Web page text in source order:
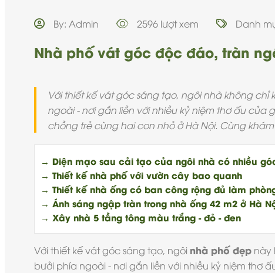
By: Admin 2596 lượt xem Danh
Nhà phố vát góc độc đáo, tràn
Với thiết kế vát góc sáng tạo, ngôi nhà không
ngoài - nơi gắn liền với nhiều kỷ niệm thơ ấu
chồng trẻ cùng hai con nhỏ ở Hà Nội. Cùng
→ Diện mạo sau cải tạo của ngôi nhà có nhiều
→ Thiết kế nhà phố với vườn cây bao quanh
→ Thiết kế nhà ống có ban công rộng đủ làm
→ Ánh sáng ngập tràn trong nhà ống 42 m2 ở Hà
→ Xây nhà 5 tầng tông màu trắng - đỏ - đen
Với thiết kế vát góc sáng tạo, ngôi nhà phố đẹpnày
bưởi phía ngoài - nơi gắn liền với nhiều kỷ niệm thơ